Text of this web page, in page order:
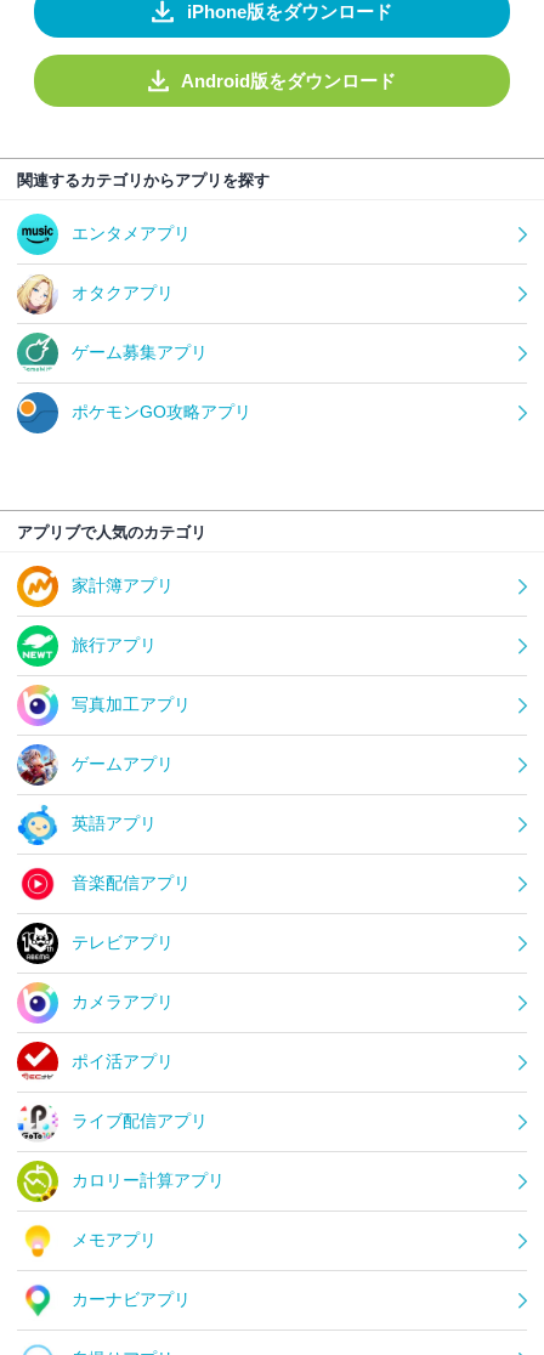
iPhone版をダウンロード
Android版をダウンロード
関連するカテゴリからアプリを探す
エンタメアプリ
オタクアプリ
ゲーム募集アプリ
ポケモンGO攻略アプリ
アプリブで人気のカテゴリ
家計簿アプリ
旅行アプリ
写真加工アプリ
ゲームアプリ
英語アプリ
音楽配信アプリ
テレビアプリ
カメラアプリ
ポイ活アプリ
ライブ配信アプリ
カロリー計算アプリ
メモアプリ
カーナビアプリ